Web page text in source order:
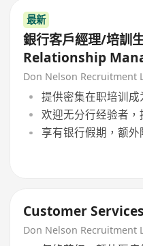
最新
銀行客戶經理/培訓
Relationship
35K-80K)
Don Nelson Recruitment
提供密集在职培训
欢迎无分行经验者，
享有银行假期，额
Customer
Don Nelson Recruitment